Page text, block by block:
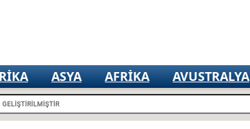
ASYA AFRIKA AVUSTRALYA